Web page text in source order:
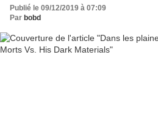
Publié le 09/12/2019 à 07:09
Par bobd